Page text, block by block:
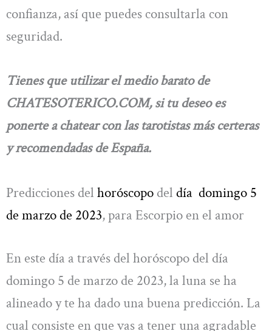
confianza, así que puedes consultarla con
seguridad.
Tienes que utilizar el medio barato de
CHATESOTERICO.COM, si tu deseo es
ponerte a chatear con las tarotistas más certeras
y recomendadas de España.
Predicciones del horóscopo del día domingo 5
de marzo de 2023, para Escorpio en el amor
En este día a través del horóscopo del día
domingo 5 de marzo de 2023, la luna se ha
alineado y te ha dado una buena predicción. La
cual consiste en que vas a tener una agradable